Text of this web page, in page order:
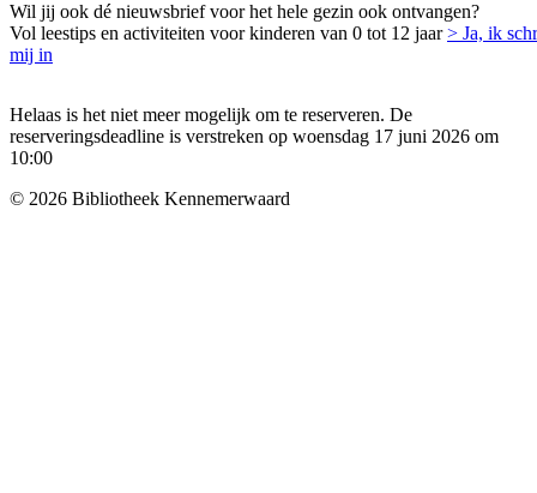
Wil jij ook dé nieuwsbrief voor het hele gezin ook ontvangen?
Vol leestips en activiteiten voor kinderen van 0 tot 12 jaar> Ja, ik
mij in
Helaas is het niet meer mogelijk om te reserveren. De
reserveringsdeadline is verstreken op woensdag 17 juni 2026 om
10:00
© 2026 Bibliotheek Kennemerwaard